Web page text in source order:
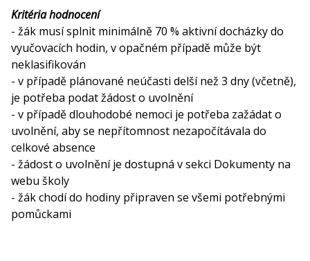
Kritéria hodnocení
- žák musí splnit minimálně 70 % aktivní docházky do
vyučovacích hodin, v opačném případě může být
neklasifikován
- v případě plánované neúčasti delší než 3 dny (včetně),
je potřeba podat žádost o uvolnění
- v případě dlouhodobé nemoci je potřeba zažádat o
uvolnění, aby se nepřítomnost nezapočítávala do
celkové absence
- žádost o uvolnění je dostupná v sekci Dokumenty na
webu školy
- žák chodí do hodiny připraven se všemi potřebnými
pomůckami